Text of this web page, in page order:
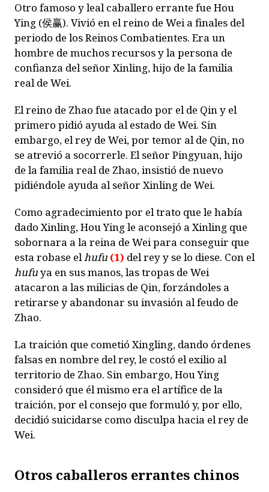
Otro famoso y leal caballero errante fue Hou
Ying (侯赢). Vivió en el reino de Wei a finales del
periodo de los Reinos Combatientes. Era un
hombre de muchos recursos y la persona de
confianza del señor Xinling, hijo de la familia
real de Wei.
El reino de Zhao fue atacado por el de Qin y el
primero pidió ayuda al estado de Wei. Sin
embargo, el rey de Wei, por temor al de Qin, no
se atrevió a socorrerle. El señor Pingyuan, hijo
de la familia real de Zhao, insistió de nuevo
pidiéndole ayuda al señor Xinling de Wei.
Como agradecimiento por el trato que le había
dado Xinling, Hou Ying le aconsejó a Xinling que
sobornara a la reina de Wei para conseguir que
esta robase elhufu (1) del rey y se lo diese. Con el
hufuya en sus manos, las tropas de Wei
atacaron a las milicias de Qin, forzándoles a
retirarse y abandonar su invasión al feudo de
Zhao.
La traición que cometió Xingling, dando órdenes
falsas en nombre del rey, le costó el exilio al
territorio de Zhao. Sin embargo, Hou Ying
consideró que él mismo era el artífice de la
traición, por el consejo que formuló y, por ello,
decidió suicidarse como disculpa hacia el rey de
Wei.
Otros caballeros errantes chinos